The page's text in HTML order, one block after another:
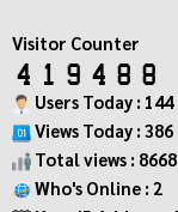
Visitor Counter
Users Today : 144
Views Today : 386
Total views :
Who's Online : 2